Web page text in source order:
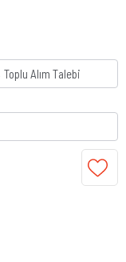
Toplu Alım Talebi